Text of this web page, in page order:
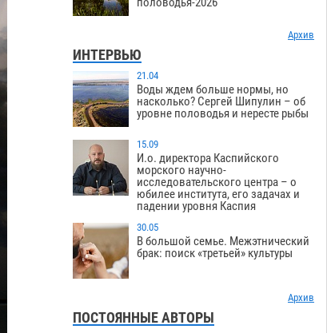
Архив
ИНТЕРВЬЮ
21.04
Воды ждем больше нормы, но
насколько? Сергей Шипулин – об
уровне половодья и нересте рыбы
15.09
И.о. директора Каспийского
морского научно-
исследовательского центра – о
юбилее института, его задачах и
падении уровня Каспия
30.05
В большой семье. Межэтнический
брак: поиск «третьей» культуры
Архив
ПОСТОЯННЫЕ АВТОРЫ